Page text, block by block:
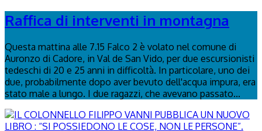
Raffica di interventi in montagna
Questa mattina alle 7.15 Falco 2 è volato nel comune di
Auronzo di Cadore, in Val de San Vido, per due escursionisti
tedeschi di 20 e 25 anni in difficoltà. In particolare, uno dei
due, probabilmente dopo aver bevuto dell'acqua impura, era
stato male a lungo. I due ragazzi, che avevano passato...